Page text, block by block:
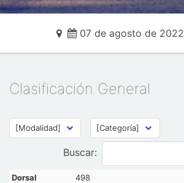
07 de agosto de 2022
Clasificación General
Buscar:
498